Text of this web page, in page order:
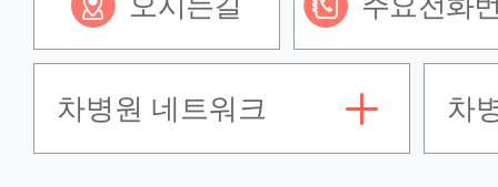
언론보도
2025년 대한민국 새해
언
[
차병원 네트워크 차